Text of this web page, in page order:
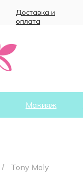
Доставка и
оплата
Макияж
/ Tony Moly